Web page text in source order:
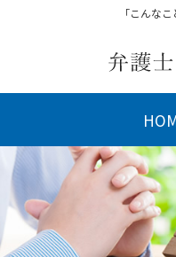
「こんな